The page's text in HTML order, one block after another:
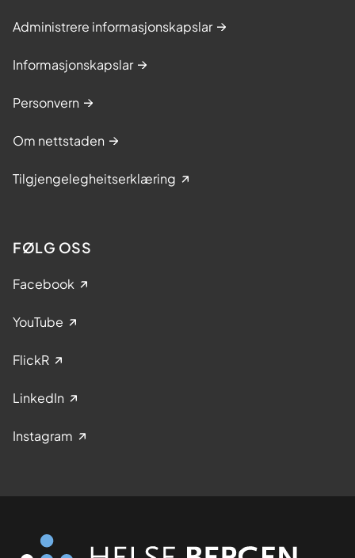
Administrere informasjonskapslar
Informasjonskapslar
Personvern
Om nettstaden
Tilgjengelegheitserklæring
FØLG OSS
Facebook
YouTube
FlickR
LinkedIn
Instagram